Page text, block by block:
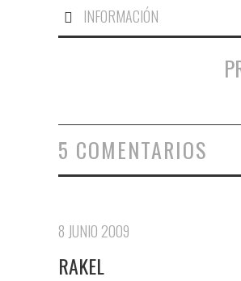
INFORMACIÓN
Navegación de entradas
5 COMENTARIOS
8 JUNIO 2009
RAKEL